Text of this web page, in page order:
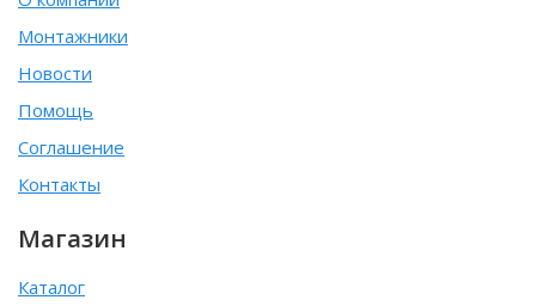
Монтажники
Новости
Помощь
Соглашение
Контакты
Магазин
Каталог